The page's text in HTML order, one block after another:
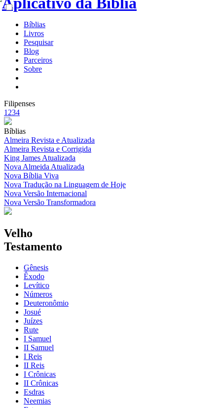
Bíblias
Livros
Pesquisar
Blog
Parceiros
Sobre
Filipenses
1 234
Bíblias
Almeira Revista e Atualizada
Almeira Revista e Corrigida
King James Atualizada
Nova Almeida Atualizada
Nova Bíblia Viva
Nova Tradução na Linguagem de Hoje
Nova Versão Internacional
Nova Versão Transformadora
Velho
Testamento
Gênesis
Êxodo
Levítico
Números
Deuteronômio
Josué
Juízes
Rute
I Samuel
II Samuel
I Reis
II Reis
I Crônicas
II Crônicas
Esdras
Neemias